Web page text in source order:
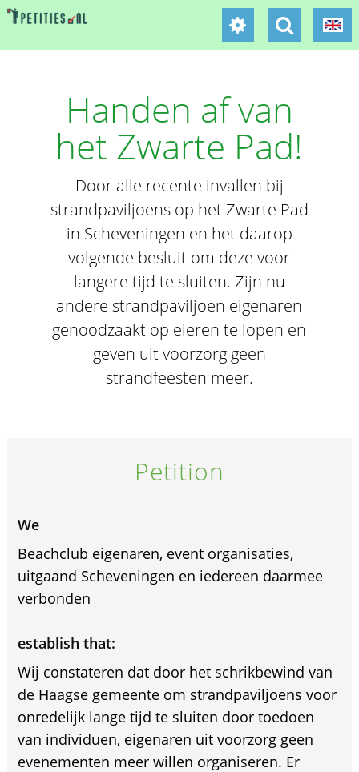
Handen af van
het Zwarte Pad!
Door alle recente invallen bij
strandpaviljoens op het Zwarte Pad
in Scheveningen en het daarop
volgende besluit om deze voor
langere tijd te sluiten. Zijn nu
andere strandpaviljoen eigenaren
genoodzaakt op eieren te lopen en
geven uit voorzorg geen
strandfeesten meer.
Petition
We
Beachclub eigenaren, event organisaties,
uitgaand Scheveningen en iedereen daarmee
verbonden
establish that:
Wij constateren dat door het schrikbewind van
de Haagse gemeente om strandpaviljoens voor
onredelijk lange tijd te sluiten door toedoen
van individuen, eigenaren uit voorzorg geen
evenementen meer willen organiseren. Er